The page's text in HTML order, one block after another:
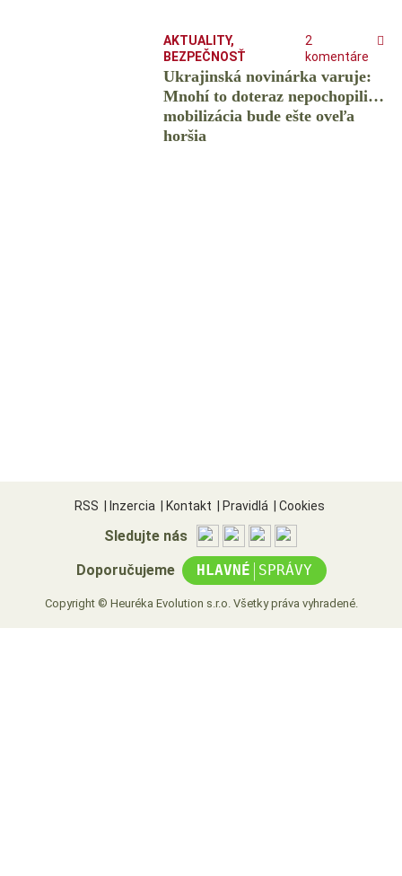
AKTUALITY,
BEZPEČNOSŤ
2
komentáre
Ukrajinská novinárka varuje:
Mnohí to doteraz nepochopili…
mobilizácia bude ešte oveľa
horšia
RSS Inzercia Kontakt Pravidlá Cookies
Sledujte nás
Doporučujeme HLAVNÉ | SPRÁVY
Copyright © Heuréka Evolution s.r.o. Všetky práva vyhradené.